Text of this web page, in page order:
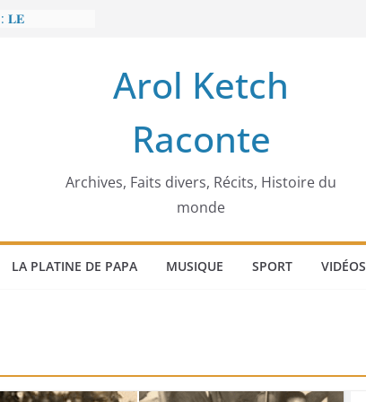
𝐋𝐄
𝐨𝐫𝐝𝐢𝐧𝐚𝐭𝐞𝐮𝐫
Arol Ketch
Raconte
Archives, Faits divers, Récits, Histoire du
monde
LA PLATINE DE PAPA MUSIQUE SPORT VIDÉOS